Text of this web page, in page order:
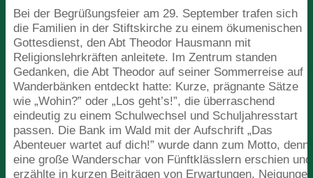
Bei der Begrüßungsfeier am 29. September trafen sich
die Familien in der Stiftskirche zu einem ökumenischen
Gottesdienst, den Abt Theodor Hausmann mit
Religionslehrkräften anleitete. Im Zentrum standen
Gedanken, die Abt Theodor auf seiner Sommerreise auf
Wanderbänken entdeckt hatte: Kurze, prägnante Sätze
wie„Wohin?” oder„Los geht’s!”, die überraschend
eindeutig zu einem Schulwechsel und Schuljahresstart
passen. Die Bank im Wald mit der Aufschrift„Das
Abenteuer wartet auf dich!” wurde dann zum Motto, denn
eine große Wanderschar von Fünftklässlern erschien und
erzählte in kurzen Beiträgen von Erwartungen,